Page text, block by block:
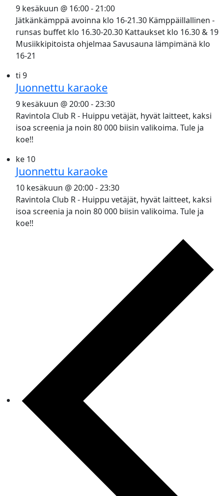
9 kesäkuun @ 16:00-21:00
Jätkänkämppä avoinna klo 16-21.30 Kämppäillallinen -
runsas buffet klo 16.30-20.30 Kattaukset klo 16.30 & 19
Musiikkipitoista ohjelmaa Savusauna lämpimänä klo
16-21
ti 9
Juonnettu karaoke
9 kesäkuun @ 20:00-23:30
Ravintola Club R - Huippu vetäjät, hyvät laitteet, kaksi
isoa screenia ja noin 80 000 biisin valikoima. Tule ja
koe!!
ke 10
Juonnettu karaoke
10 kesäkuun @ 20:00-23:30
Ravintola Club R - Huippu vetäjät, hyvät laitteet, kaksi
isoa screenia ja noin 80 000 biisin valikoima. Tule ja
koe!!